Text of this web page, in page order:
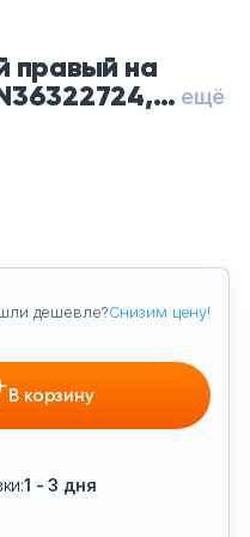
правый на
ещё
дешевле?Снизим цену!
В корзину
1 - 3 дня